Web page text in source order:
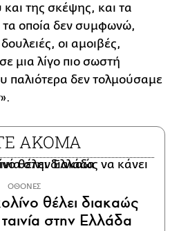
της σκέψης, και τα
τα οποία δεν συμφωνώ,
οι αμοιβές,
μια λίγο πιο σωστή
παλιότερα δεν τολμούσαμε
ΑΚΟΜΑ
ΟΘΟΝΕΣ
θέλει διακαώς
στην Ελλάδα